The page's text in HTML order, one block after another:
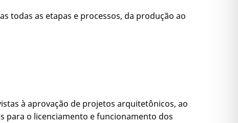
todas as etapas e processos, da produção ao
à aprovação de projetos arquitetônicos, ao
para o licenciamento e funcionamento dos